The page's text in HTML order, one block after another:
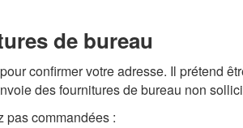
de bureau
confirmer votre adresse. Il prétend
des fournitures de bureau non
pas commandées :